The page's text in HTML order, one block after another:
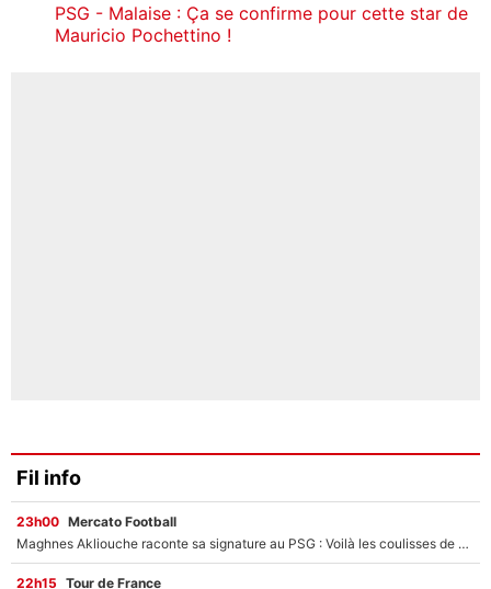
PSG - Malaise : Ça se confirme pour cette star de
Mauricio Pochettino !
Fil info
23h00 Mercato Football
Maghnes Akliouche raconte sa signature au PSG : Voilà les coulisses de son transfert de rêve à 50M€
22h15 Tour de France